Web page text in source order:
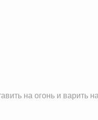
на огонь и варить